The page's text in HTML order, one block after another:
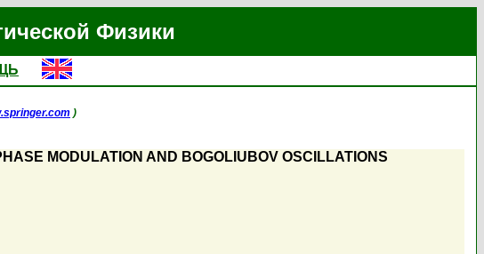
Физики
)
MODULATION AND BOGOLIUBOV OSCILLATIONS